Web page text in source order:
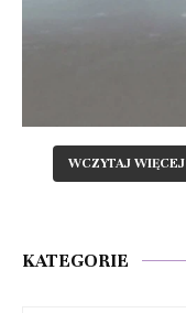
WCZYTAJ WIĘCEJ
KATEGORIE